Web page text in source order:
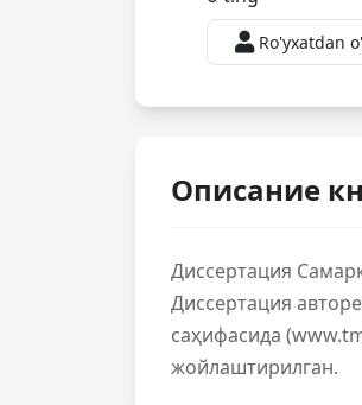
Ro'yxatdan
Описание
Диссертация
Диссертация
саҳифасида
жойлаштирилган.